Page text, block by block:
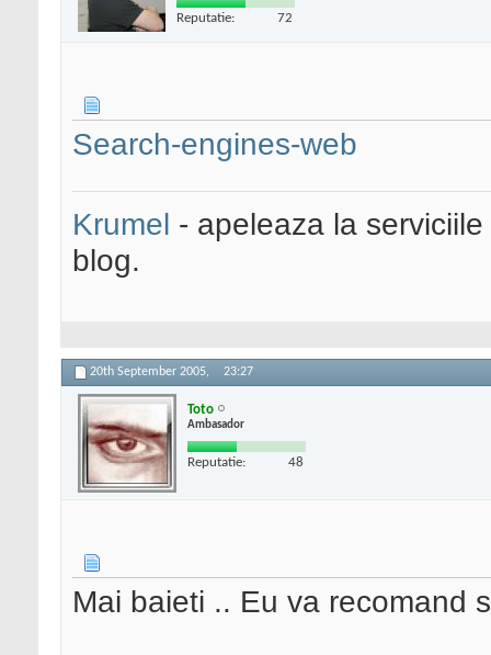
Reputatie: 72
Search-engines-web
Krumel - apeleaza la
blog.
20th September 2005, 23:27
Toto
Ambasador
Reputatie: 48
Mai baieti .. Eu va recomand